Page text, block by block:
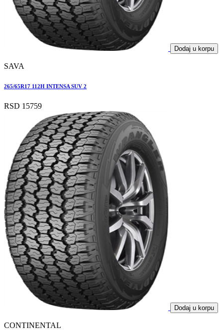
Dodaj u korpu
SAVA
265/65R17 112H INTENSA SUV 2
RSD 15759
Dodaj u korpu
CONTINENTAL